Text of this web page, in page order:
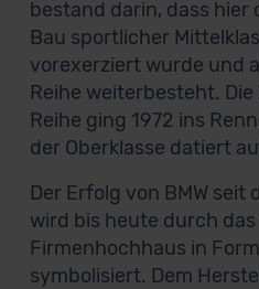
bestand darin, dass hier
Bau sportlicher
vorexerziert wurde und
Reihe weiterbesteht.
Reihe ging 1972 ins
der Oberklasse datiert
Der Erfolg von BMW seit
wird bis heute durch
Firmenhochhaus in
symbolisiert. Dem